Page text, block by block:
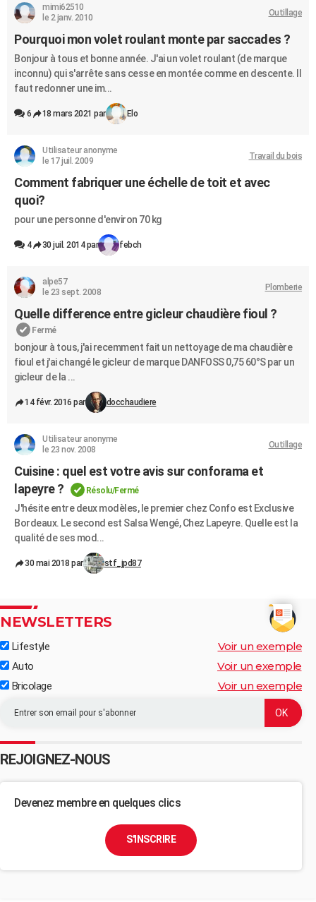
mimi62510
le 2 janv. 2010
Outillage
Pourquoi mon volet roulant monte par saccades ?
Bonjour à tous et bonne année. J'ai un volet roulant (de marque
inconnu) qui s'arrête sans cesse en montée comme en descente. Il
faut redonner une im...
6 18 mars 2021 par Elo
Utilisateur anonyme
le 17 juil. 2009
Travail du bois
Comment fabriquer une échelle de toit et avec
quoi?
pour une personne d'environ 70 kg
4 30 juil. 2014 par febch
alpe57
le 23 sept. 2008
Plomberie
Quelle difference entre gicleur chaudière fioul ?
Fermé
bonjour à tous, j'ai recemment fait un nettoyage de ma chaudière
fioul et j'ai changé le gicleur de marque DANFOSS 0,75 60°S par un
gicleur de la ...
14 févr. 2016 par docchaudiere
Utilisateur anonyme
le 23 nov. 2008
Outillage
Cuisine : quel est votre avis sur conforama et
lapeyre ?
Résolu/Fermé
J'hésite entre deux modèles, le premier chez Confo est Exclusive
Bordeaux. Le second est Salsa Wengé, Chez Lapeyre. Quelle est la
qualité de ses mod...
30 mai 2018 par stf_jpd87
NEWSLETTERS
Lifestyle Voir un exemple
Auto Voir un exemple
Bricolage Voir un exemple
REJOIGNEZ-NOUS
Devenez membre en quelques clics
S'INSCRIRE